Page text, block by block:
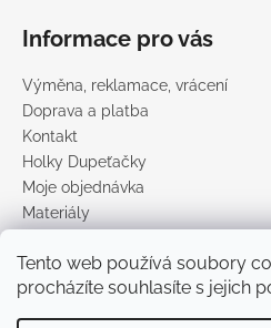
Tento web používá soubory
procházíte souhlasíte s jejich
Informace pro vás
Výměna, reklamace, vrácení
Doprava a platba
Kontakt
Holky Dupeťačky
Moje objednávka
Materiály
Podmínky ochrany osobních údajů
Prodávané značky